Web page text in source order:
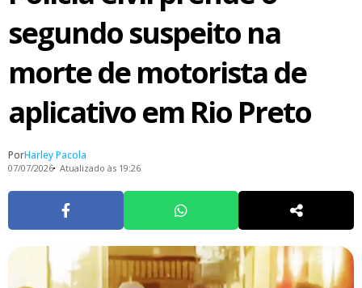
segundo suspeito na
morte de motorista de
aplicativo em Rio Preto
PorHarley Pacola
07/07/2026 Atualizado às 19:26